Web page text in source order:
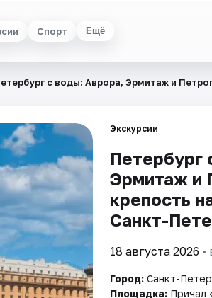
Спорт Ещё
с воды: Аврора, Эрмитаж и
Экскурсии
Петербург
Эрмитаж и
крепость
Санкт-
18 августа 2026 •
Город: Санкт-
Площадка: Причал